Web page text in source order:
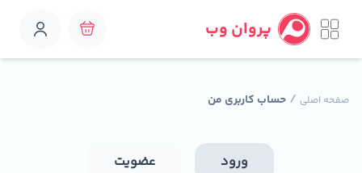
پروان وب
صفحه اصلی / حساب کاربری من
ورود عضویت